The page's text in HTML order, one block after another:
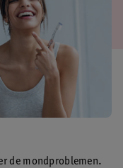
de mondproblemen.